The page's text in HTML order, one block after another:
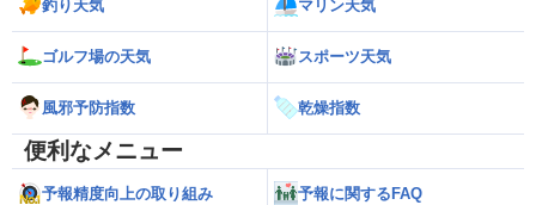
釣り天気 マリン天気
ゴルフ場の天気 スポーツ天気
風邪予防指数 乾燥指数
便利なメニュー
予報精度向上の取り組み 予報に関するFAQ